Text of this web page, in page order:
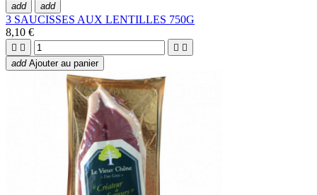
add add
3 SAUCISSES AUX LENTILLES 750G
8,10 €
   
add Ajouter au panier